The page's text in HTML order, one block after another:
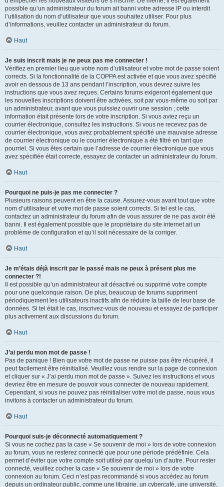
possible qu’un administrateur du forum ait banni votre adresse IP ou interdit
l’utilisation du nom d’utilisateur que vous souhaitez utiliser. Pour plus
d’informations, veuillez contacter un administrateur du forum.
Haut
Je suis inscrit mais je ne peux pas me connecter !
Vérifiez en premier lieu que votre nom d’utilisateur et votre mot de passe soient
corrects. Si la fonctionnalité de la COPPA est activée et que vous avez spécifié
avoir en dessous de 13 ans pendant l’inscription, vous devrez suivre les
instructions que vous avez reçues. Certains forums exigeront également que
les nouvelles inscriptions doivent être activées, soit par vous-même ou soit par
un administrateur, avant que vous puissiez ouvrir une session ; cette
information était présente lors de votre inscription. Si vous aviez reçu un
courrier électronique, consultez les instructions. Si vous ne recevez pas de
courrier électronique, vous avez probablement spécifié une mauvaise adresse
de courrier électronique ou le courrier électronique a été filtré en tant que
pourriel. Si vous êtes certain que l’adresse de courrier électronique que vous
avez spécifiée était correcte, essayez de contacter un administrateur du forum.
Haut
Pourquoi ne puis-je pas me connecter ?
Plusieurs raisons peuvent en être la cause. Assurez-vous avant tout que votre
nom d’utilisateur et votre mot de passe soient corrects. Si tel est le cas,
contactez un administrateur du forum afin de vous assurer de ne pas avoir été
banni. Il est également possible que le propriétaire du site internet ait un
problème de configuration et qu’il soit nécessaire de la corriger.
Haut
Je m’étais déjà inscrit par le passé mais ne peux à présent plus me
connecter ?!
Il est possible qu’un administrateur ait désactivé ou supprimé votre compte
pour une quelconque raison. De plus, beaucoup de forums suppriment
périodiquement les utilisateurs inactifs afin de réduire la taille de leur base de
données. Si tel était le cas, inscrivez-vous de nouveau et essayez de participer
plus activement aux discussions du forum.
Haut
J’ai perdu mon mot de passe !
Pas de panique ! Bien que votre mot de passe ne puisse pas être récupéré, il
peut facilement être réinitialisé. Veuillez vous rendre sur la page de connexion
et cliquer sur « J’ai perdu mon mot de passe ». Suivez les instructions et vous
devriez être en mesure de pouvoir vous connecter de nouveau rapidement.
Cependant, si vous ne pouvez pas réinitialiser votre mot de passe, nous vous
invitons à contacter un administrateur du forum.
Haut
Pourquoi suis-je déconnecté automatiquement ?
Si vous ne cochez pas la case « Se souvenir de moi » lors de votre connexion
au forum, vous ne resterez connecté que pour une période prédéfinie. Cela
permet d’éviter que votre compte soit utilisé par quelqu’un d’autre. Pour rester
connecté, veuillez cocher la case « Se souvenir de moi » lors de votre
connexion au forum. Ceci n’est pas recommandé si vous accédez au forum
depuis un ordinateur public, comme une librairie, un cybercafé, une université,